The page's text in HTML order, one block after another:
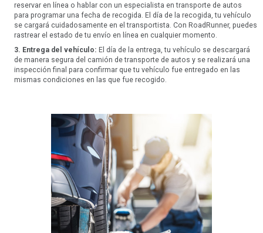
reservar en línea o hablar con un especialista en transporte de autos
para programar una fecha de recogida. El día de la recogida, tu vehículo
se cargará cuidadosamente en el transportista. Con RoadRunner, puedes
rastrear el estado de tu envío en línea en cualquier momento.
3. Entrega del vehículo: El día de la entrega, tu vehículo se descargará
de manera segura del camión de transporte de autos y se realizará una
inspección final para confirmar que tu vehículo fue entregado en las
mismas condiciones en las que fue recogido.